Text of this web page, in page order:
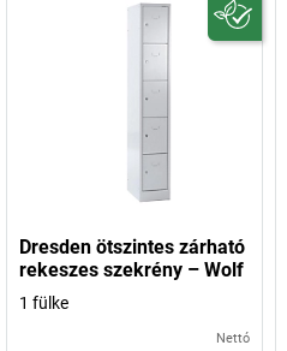
Dresden ötszintes zárható
rekeszes szekrény – Wolf
1 fülke
Nettó